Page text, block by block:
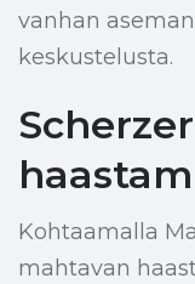
vanhan
keskustelusta.
Kohtaamalla
mahtavan